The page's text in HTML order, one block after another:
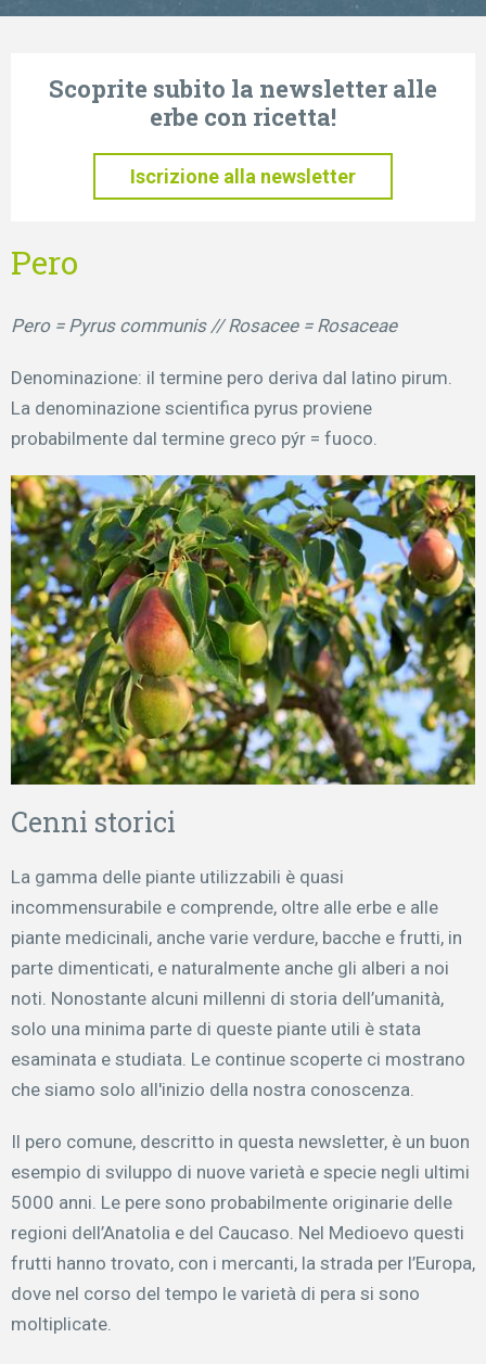
Scoprite subito la newsletter alle
erbe con ricetta!
Iscrizione alla newsletter
Pero
Pero = Pyrus communis // Rosacee = Rosaceae
Denominazione: il termine pero deriva dal latino pirum.
La denominazione scientifica pyrus proviene
probabilmente dal termine greco pýr = fuoco.
Cenni storici
La gamma delle piante utilizzabili è quasi
incommensurabile e comprende, oltre alle erbe e alle
piante medicinali, anche varie verdure, bacche e frutti, in
parte dimenticati, e naturalmente anche gli alberi a noi
noti. Nonostante alcuni millenni di storia dell’umanità,
solo una minima parte di queste piante utili è stata
esaminata e studiata. Le continue scoperte ci mostrano
che siamo solo all'inizio della nostra conoscenza.
Il pero comune, descritto in questa newsletter, è un buon
esempio di sviluppo di nuove varietà e specie negli ultimi
5000 anni. Le pere sono probabilmente originarie delle
regioni dell’Anatolia e del Caucaso. Nel Medioevo questi
frutti hanno trovato, con i mercanti, la strada per l’Europa,
dove nel corso del tempo le varietà di pera si sono
moltiplicate.